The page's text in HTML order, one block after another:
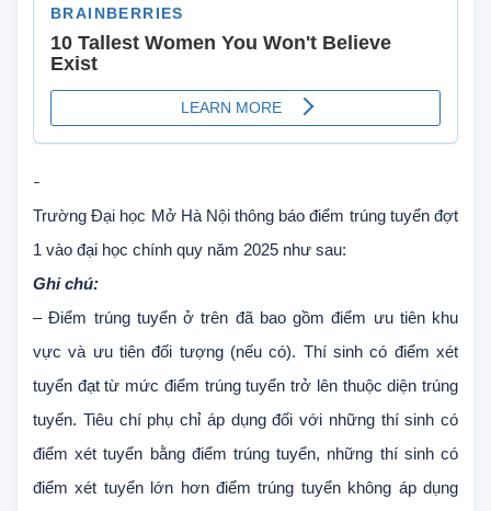
-
Trường Đại học Mở Hà Nội thông báo điểm trúng tuyển đợt
– Điểm trúng tuyển ở trên đã bao gồm điểm ưu tiên khu
vực và ưu tiên đối tượng (nếu có). Thí sinh có điểm xét
tuyển đạt từ mức điểm trúng tuyển trở lên thuộc diện trúng
tuyển. Tiêu chí phụ chỉ áp dụng đối với những thí sinh có
điểm xét tuyển bằng điểm trúng tuyển, những thí sinh có